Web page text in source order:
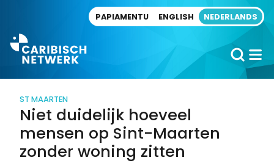
PAPIAMENTU ENGLISH NEDERLANDS
ST MAARTEN
Niet duidelijk hoeveel
mensen op Sint-Maarten
zonder woning zitten